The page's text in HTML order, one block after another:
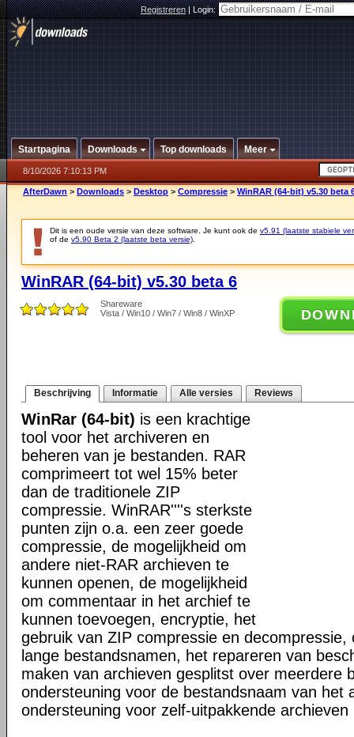
Registreren|Login:
Startpagina Downloads Top downloads Meer
8/10/2026 7:10:13 PM
AfterDawn > Downloads > Desktop > Compressie > WinRAR (64-bit) v5.30 beta
Dit is een oude versie van deze software. Je kunt ook de v5.91 (laatste stabiele
of de v5.90 Beta 2 (laatste beta versie)
WinRAR (64-bit) v5.30 beta 6
Shareware
Vista / Win10 / Win7 / Win8 / WinXP
Beschrijving Informatie Alle versies Reviews
WinRar (64-bit) is een krachtige
tool voor het archiveren en
beheren van je bestanden. RAR
comprimeert tot wel 15% beter
dan de traditionele ZIP
compressie. WinRAR''''s sterkste
punten zijn o.a. een zeer goede
compressie, de mogelijkheid om
andere niet-RAR archieven te
kunnen openen, de mogelijkheid
om commentaar in het archief te
kunnen toevoegen, encryptie, het
gebruik van ZIP compressie en decompressie,
lange bestandsnamen, het repareren van
maken van archieven gesplitst over meerdere
ondersteuning voor de bestandsnaam van het
ondersteuning voor zelf-uitpakkende archieven